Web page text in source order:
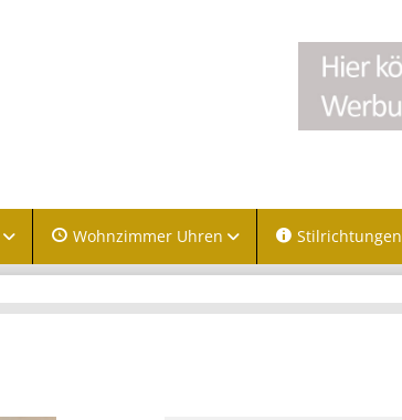
Wohnzimmer Uhren Stilrichtungen